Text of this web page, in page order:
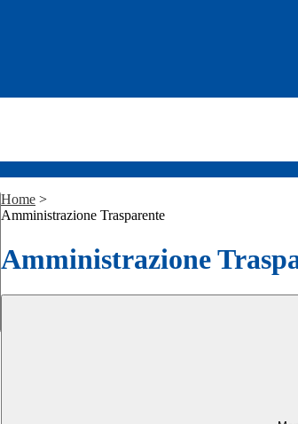
Home >
Amministrazione Trasparente
Amministrazione